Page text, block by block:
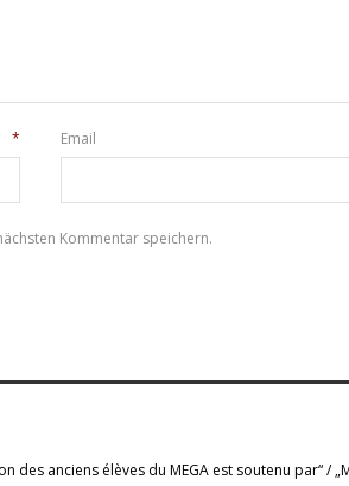
*
Kommentar speichern.
des anciens élèves du MEGA est soutenu par“ /